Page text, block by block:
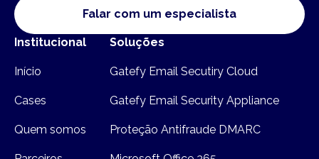
Falar com um especialista
Institucional
Início
Cases
Quem somos
Soluções
Gatefy Email Secutiry Cloud
Gatefy Email Security Appliance
Proteção Antifraude DMARC